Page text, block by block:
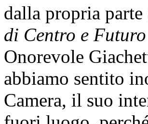
dalla propria parte
di Centro e
Onorevole
abbiamo sentito
Camera, il suo